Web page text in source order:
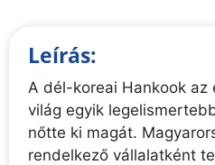
Leírás:
A dél-koreai Hankook az
világ egyik
nőtte ki magát.
rendelkező vállalatként